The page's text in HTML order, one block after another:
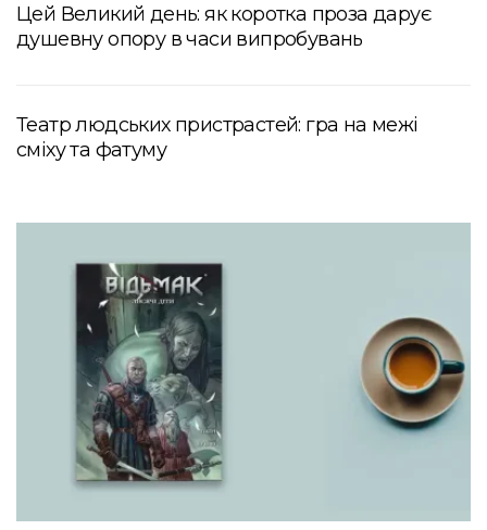
Цей Великий день: як коротка проза дарує
душевну опору в часи випробувань
Театр людських пристрастей: гра на межі
сміху та фатуму